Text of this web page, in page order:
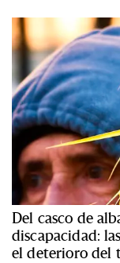
Del casco de
discapacidad:
el deterioro del